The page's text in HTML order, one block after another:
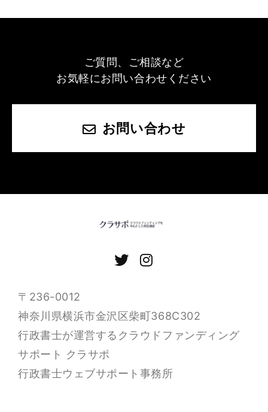
ご質問、ご相談など
お気軽にお問い合わせください
お問い合わせ
〒236-0012
神奈川県横浜市金沢区柴町368C302
行政書士が運営するクラウドファンディング
サポート クラサポ
行政書士ウェブサポート事務所